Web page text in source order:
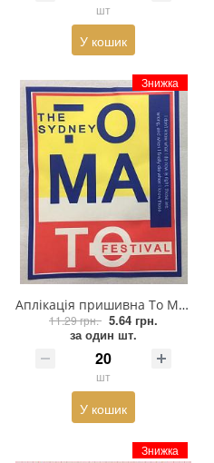
шт
У кошик
Аплікація пришивна To Ma To 29,5*23,5см білий, червоний, синій, жовтий, шт
11.29 грн.
Знижка
5.64 грн.
за один шт.
шт
У кошик
Знижка